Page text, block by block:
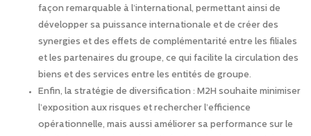
façon remarquable à l’international, permettant ainsi de
développer sa puissance internationale et de créer des
synergies et des effets de complémentarité entre les filiales
et les partenaires du groupe, ce qui facilite la circulation des
biens et des services entre les entités de groupe.
Enfin, la stratégie de diversification : M2H souhaite minimiser
l’exposition aux risques et rechercher l’efficience
opérationnelle, mais aussi améliorer sa performance sur le